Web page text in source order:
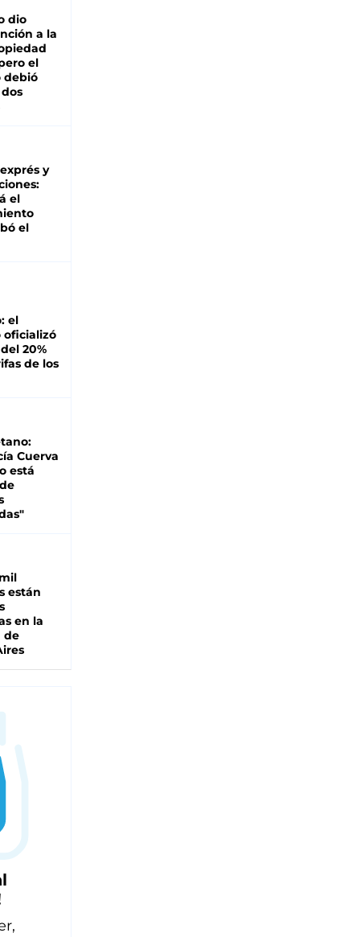
dio
a la
el
debió
y
el
el
el
oficializó
20%
de los
Cuerva
está
están
en la
de